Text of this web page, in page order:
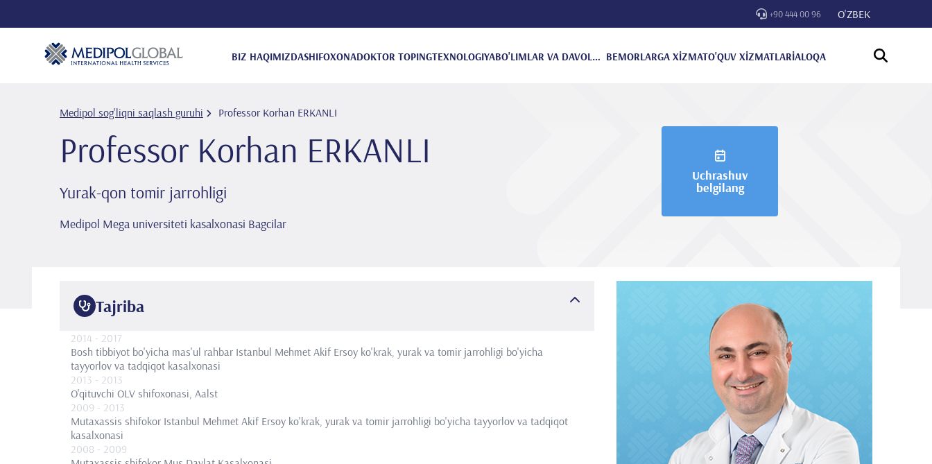
+90 444 00 96 O'ZBEK
BIZ HAQIMIZDASHIFOXONADOKTOR TOPINGTEXNOLOGIYA BO'LIMLAR VA DAVOLANISH BEMORLARGA XİZMATO'QUV XİZMATLARİALOQA
Medipol sog'liqni saqlash guruhi Professor Korhan ERKANLI
Professor Korhan ERKANLI
Yurak-qon tomir jarrohligi
Medipol Mega universiteti kasalxonasi Bagcilar
Uchrashuv
belgilang
Tajriba
2014 - 2017
Bosh tibbiyot bo'yicha mas'ul rahbar Istanbul Mehmet Akif Ersoy ko'krak, yurak va tomir jarrohligi bo'yicha
tayyorlov va tadqiqot kasalxonasi
2013 - 2013
O'qituvchi OLV shifoxonasi, Aalst
2009 - 2013
Mutaxassis shifokor Istanbul Mehmet Akif Ersoy ko'krak, yurak va tomir jarrohligi bo'yicha tayyorlov va tadqiqot
kasalxonasi
2008 - 2009